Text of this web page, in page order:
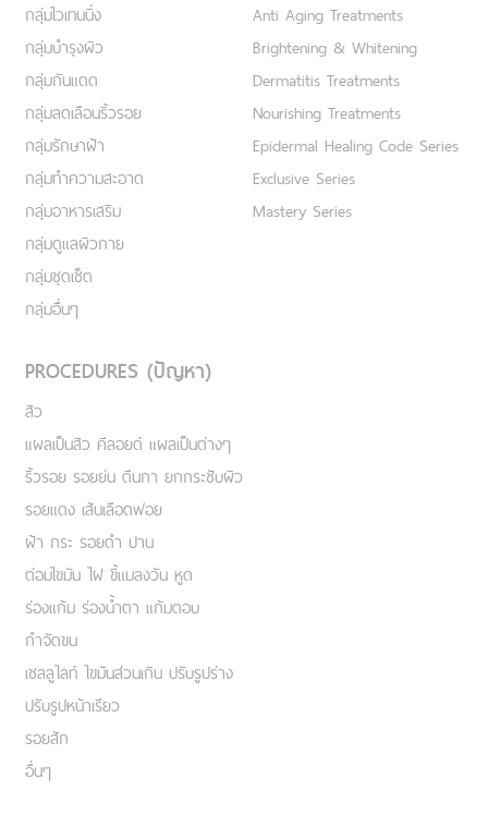
กลุ่มไวเทนนิ่ง
กลุ่มบำรุงผิว
กลุ่มกันแดด
กลุ่มลดเลือนริ้วรอย
กลุ่มรักษาฝ้า
กลุ่มทำความสะอาด
กลุ่มอาหารเสริม
กลุ่มดูแลผิวกาย
กลุ่มชุดเซ็ต
กลุ่มอื่นๆ
Anti Aging Treatments
Brightening & Whitening
Dermatitis Treatments
Nourishing Treatments
Epidermal Healing Code Series
Exclusive Series
Mastery Series
PROCEDURES (ปัญหา)
สิว
แผลเป็นสิว คีลอยด์ แผลเป็นต่างๆ
ริ้วรอย รอยย่น ตีนกา ยกกระชับผิว
รอยแดง เส้นเลือดฟอย
ฝ้า กระ รอยดำ ปาน
ต่อมไขมัน ไฝ ขี้แมลงวัน หูด
ร่องแก้ม ร่องน้ำตา แก้มตอบ
กำจัดขน
เชลลูไลท์ ไขมันส่วนเกิน ปรับรูปร่าง
ปรับรูปหน้าเรียว
รอยสัก
อื่นๆ